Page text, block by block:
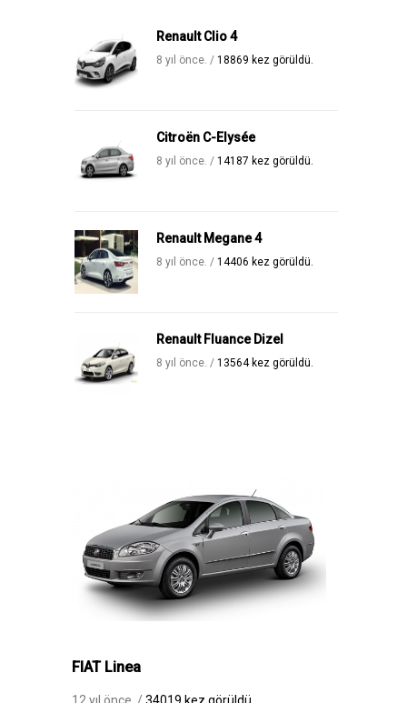
Renault Clio 4
8 yıl önce. / 18869 kez görüldü.
Citroën C-Elysée
8 yıl önce. / 14187 kez görüldü.
Renault Megane 4
8 yıl önce. / 14406 kez görüldü.
Renault Fluance Dizel
8 yıl önce. / 13564 kez görüldü.
FIAT Linea